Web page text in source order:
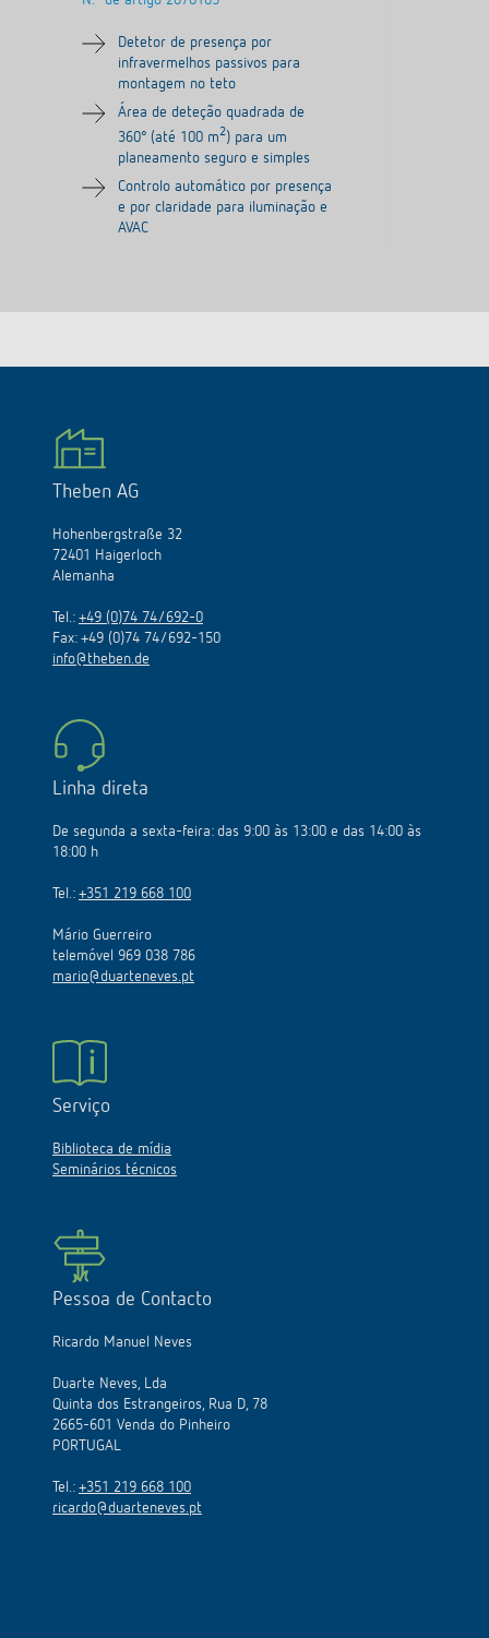
Detetor de presença por
infravermelhos passivos para
montagem no teto
Área de deteção quadrada de
360° (até 100 m2) para um
planeamento seguro e simples
Controlo automático por presença
e por claridade para iluminação e
AVAC
Theben AG
Hohenbergstraße 32
72401 Haigerloch
Alemanha
Tel.: +49 (0)74 74/692-0
Fax: +49 (0)74 74/692-150
info@theben.de
Linha direta
De segunda a sexta-feira: das 9:00 às 13:00 e das 14:00 às
18:00 h
Tel.: +351 219 668 100
Mário Guerreiro
telemóvel 969 038 786
mario@duarteneves.pt
Serviço
Biblioteca de mídia
Seminários técnicos
Pessoa de Contacto
Ricardo Manuel Neves
Duarte Neves, Lda
Quinta dos Estrangeiros, Rua D, 78
2665-601 Venda do Pinheiro
PORTUGAL
Tel.: +351 219 668 100
ricardo@duarteneves.pt